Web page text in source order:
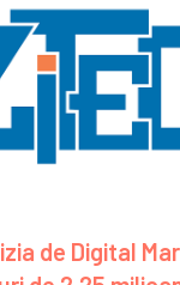
de Digital